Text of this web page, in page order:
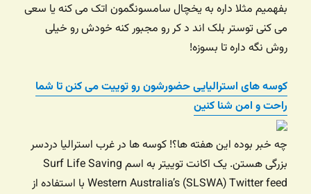
بفهمیم مثلا داره به یخچال سامسونگمون اتک می کنه یا سعی
می کنی توستر بلک اند د کر رو مجبور کنه خودش رو خیلی
روش نگه داره تا بسوزه!
کوسه های استرالیایی حضورشون رو توییت می کنن تا شما
راحت و امن شنا کنین
چه خبر بوده این هفته ها؟! کوسه ها در غرب استرالیا دردسر
بزرگی هستن. یک اکانت توییتر به اسم Surf Life Saving
Western Australia’s (SLSWA) Twitter feed با استفاده از